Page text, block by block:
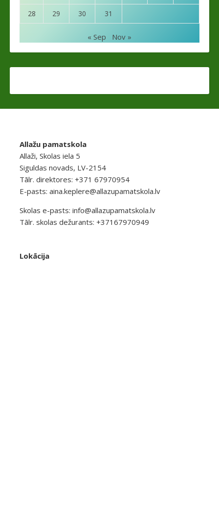
28 29 30 31
« Sep Nov »
Allažu pamatskola
Allaži, Skolas iela 5
Siguldas novads, LV-2154
Tālr. direktores: +371 67970954
E-pasts: aina.keplere@allazupamatskola.lv
Skolas e-pasts: info@allazupamatskola.lv
Tālr. skolas dežurants: +37167970949
Lokācija